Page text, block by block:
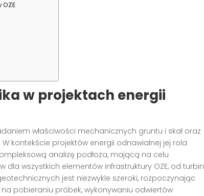
w projektach energii
właściwości mechanicznych gruntu i skał oraz
kontekście projektów energii odnawialnej jej rola
analizę podłoża, mającą na celu
wszystkich elementów infrastruktury OZE, od turbin
jest niezwykle szeroki, rozpoczynając
pobieraniu próbek, wykonywaniu odwiertów